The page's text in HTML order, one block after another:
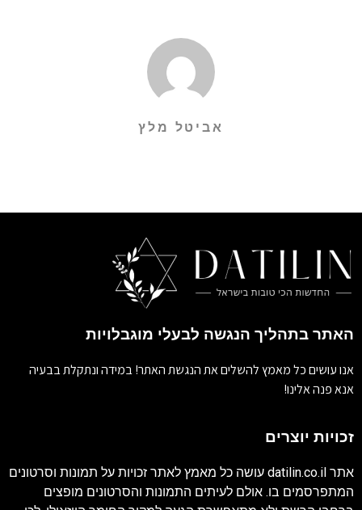
אביטל מלץ
האתר בתהליך הנגשה לבעלי מוגבלויות
אנו עושים כל מאמץ להשלים את הנגשת האתר! במידה ונתקלת בבעיה
אנא פנה אלינו!
זכויות יוצרים
אתר datilin.co.il עושה כל מאמץ לאתר זכויות על תמונות וסרטונים
המתפרסמים בו. אולם לעיתים התמונות והסרטונים מופצים